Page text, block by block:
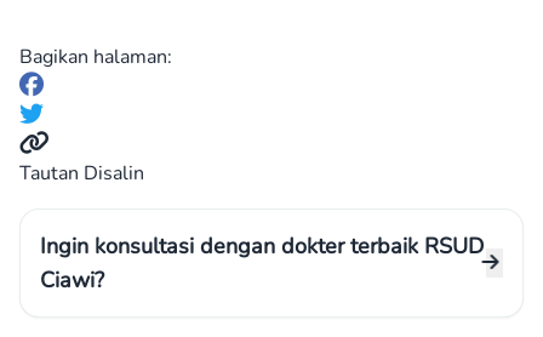
Bagikan halaman:
Tautan Disalin
Ingin konsultasi dengan dokter terbaik RSUD
Ciawi?